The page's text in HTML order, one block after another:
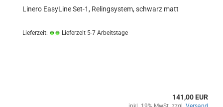
Linero EasyLine Set-1, Relingsystem, schwarz matt
Lieferzeit: Lieferzeit 5-7 Arbeitstage
141,00 EUR